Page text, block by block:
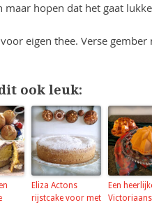
maar hopen dat het gaat
eigen thee. Verse
ook leuk:
Eliza Actons
rijstcake voor met
Een